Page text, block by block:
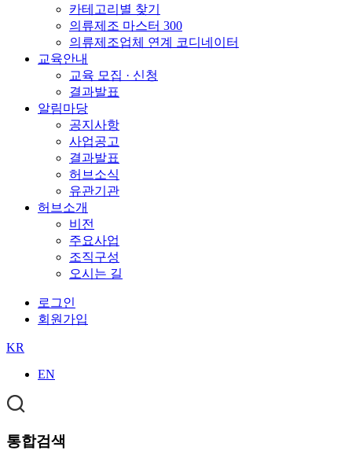
카테고리별 찾기
의류제조 마스터 300
의류제조업체 연계 코디네이터
교육안내
교육 모집 · 신청
결과발표
알림마당
공지사항
사업공고
결과발표
허브소식
유관기관
허브소개
비전
주요사업
조직구성
오시는 길
로그인
회원가입
KR
EN
통합검색